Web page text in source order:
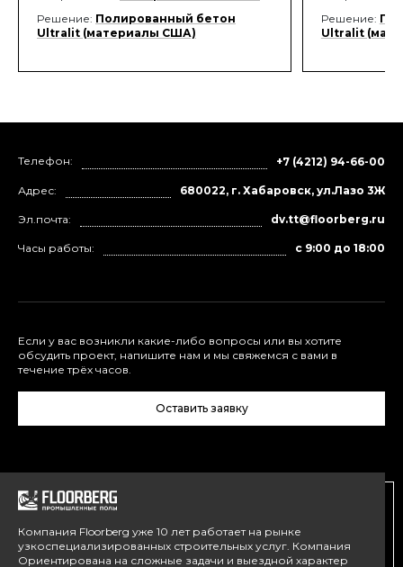
Решение: Полированный бетон
Ultralit (материалы США)
Решение:
Ultralit
Компания Floorberg уже 10 лет работает на рынке
узкоспециализированных строительных услуг. Компания
Ориентирована на сложные задачи и выездной характер
Телефон: +7 (4212) 94-66-00
Адрес: 680022, г. Хабаровск, ул.Лазо 3Ж
Эл.почта: dv.tt@floorberg.ru
Часы работы: с 9:00 до 18:00
Если у вас возникли какие-либо вопросы или вы хотите
обсудить проект, напишите нам и мы свяжемся с вами в
течение трёх часов.
Оставить заявку